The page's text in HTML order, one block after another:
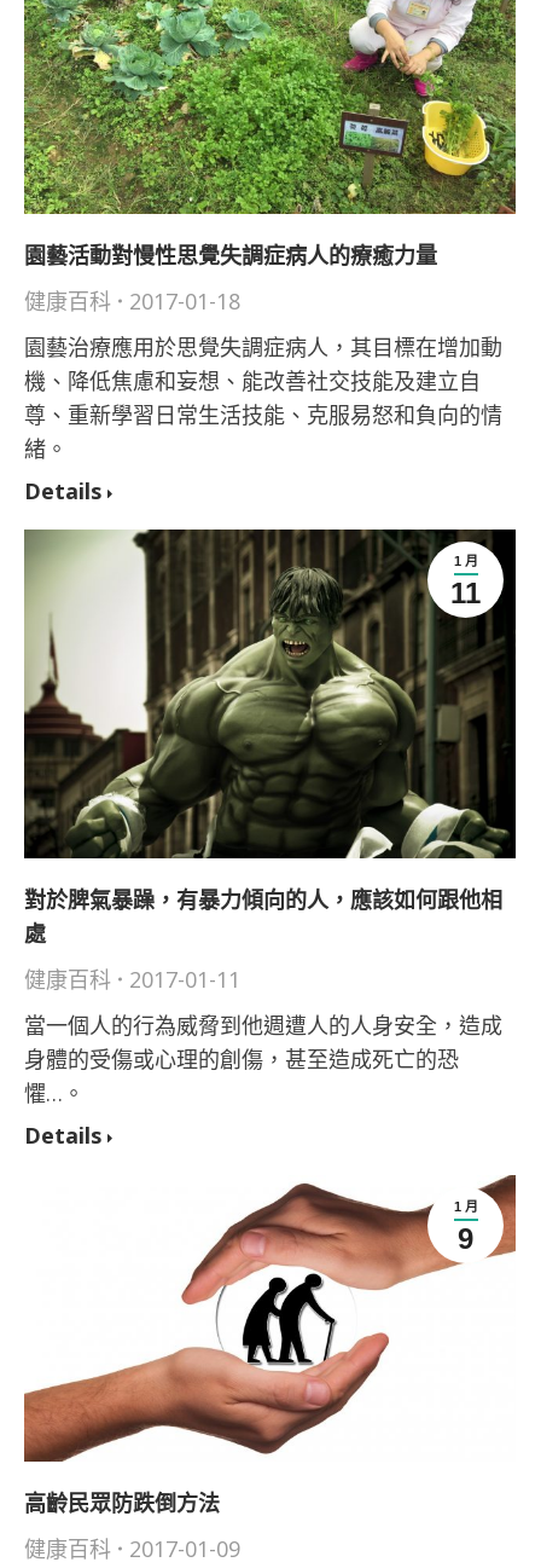
園藝活動對慢性思覺失調症病人的療癒力量
健康百科
2017-01-18
園藝治療應用於思覺失調症病人，其目標在增加動
機、降低焦慮和妄想、能改善社交技能及建立自
尊、重新學習日常生活技能、克服易怒和負向的情
緒。
Details
1 月
11
對於脾氣暴躁，有暴力傾向的人，應該如何跟他相
處
健康百科
2017-01-11
當一個人的行為威脅到他週遭人的人身安全，造成
身體的受傷或心理的創傷，甚至造成死亡的恐
懼…。
Details
1 月
9
高齡民眾防跌倒方法
健康百科
2017-01-09